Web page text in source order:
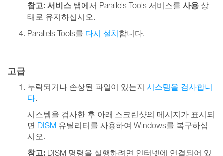
참고:서비스 탭에서 Parallels Tools 서비스를 사용 상
태로 유지하십시오.
Parallels Tools를 다시 설치합니다.
고급
누락되거나 손상된 파일이 있는지 시스템을 검사합니
다.
시스템을 검사한 후 아래 스크린샷의 메시지가 표시되
면 DISM 유틸리티를 사용하여 Windows를 복구하십
시오.
참고: DISM 명령을 실행하려면 인터넷에 연결되어 있